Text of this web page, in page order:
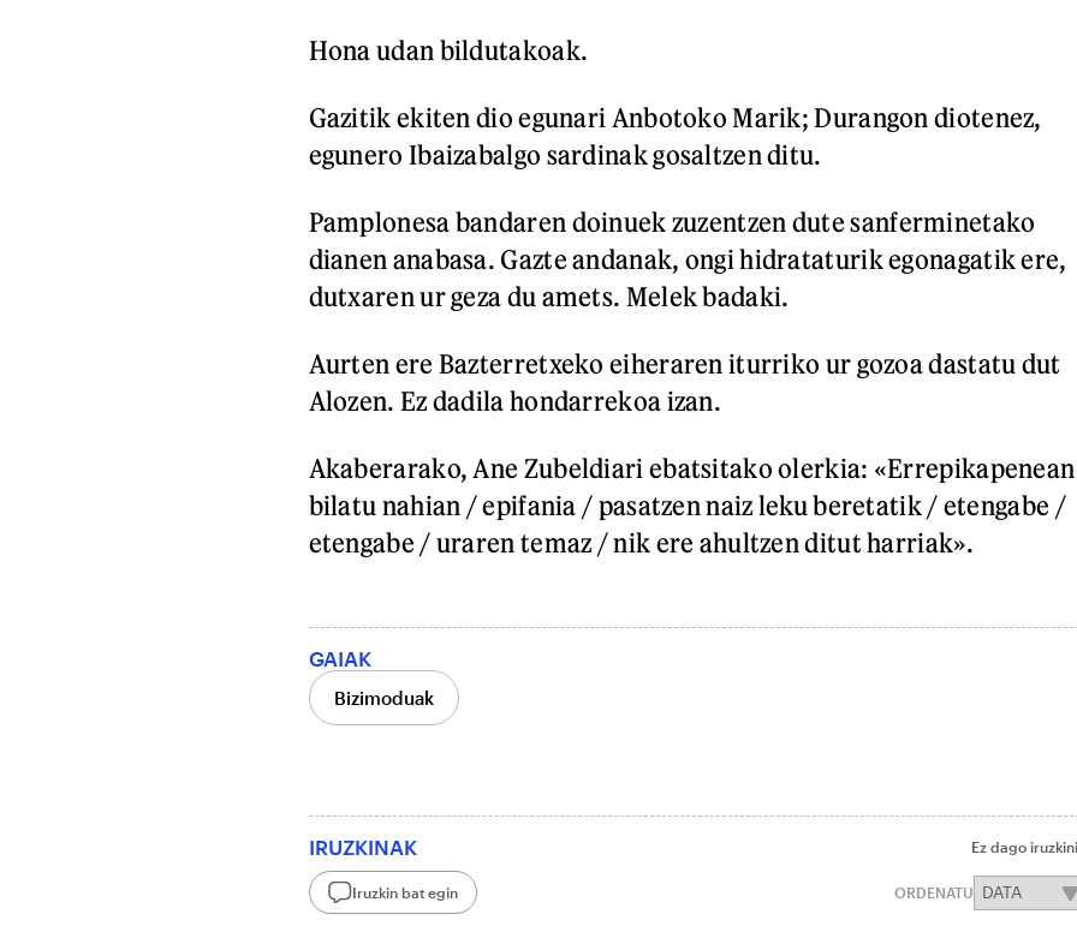
Hona udan bildutakoak.
Gazitik ekiten dio egunari Anbotoko Marik; Durangon diotenez,
egunero Ibaizabalgo sardinak gosaltzen ditu.
Pamplonesa bandaren doinuek zuzentzen dute sanferminetako
dianen anabasa. Gazte andanak, ongi hidrataturik egonagatik ere,
dutxaren ur geza du amets. Melek badaki.
Aurten ere Bazterretxeko eiheraren iturriko ur gozoa dastatu dut
Alozen. Ez dadila hondarrekoa izan.
Akaberarako, Ane Zubeldiari ebatsitako olerkia: «Errepikapenean
bilatu nahian / epifania / pasatzen naiz leku beretatik / etengabe /
etengabe / uraren temaz / nik ere ahultzen ditut harriak».
GAIAK
Bizimoduak
IRUZKINAK Ez dago
Iruzkin bat egin ORDENATU